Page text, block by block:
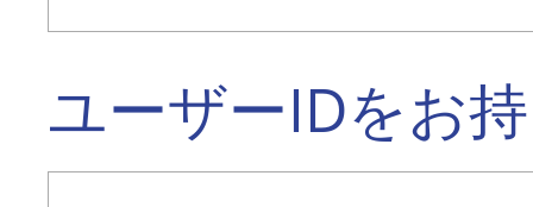
ユーザーIDをお